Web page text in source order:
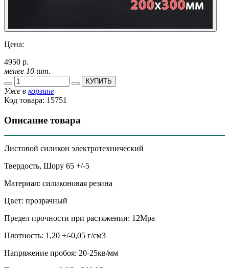
Цена:
4950 р.
менее 10 шт.
КУПИТЬ
Уже в корзине
Код товара: 15751
Описание товара
Листовой силикон электротехнический
Твердость, Шору 65 +/-5
Материал: силиконовая резина
Цвет: прозрачный
Предел прочности при растяжении: 12Mpa
Плотность: 1,20 +/-0,05 г/см3
Напряжение пробоя: 20-25кв/мм